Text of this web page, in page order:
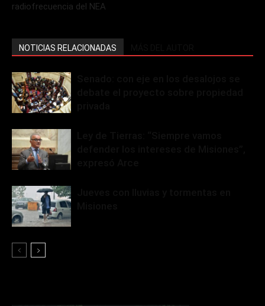
radiofrecuencia del NEA
NOTICIAS RELACIONADAS